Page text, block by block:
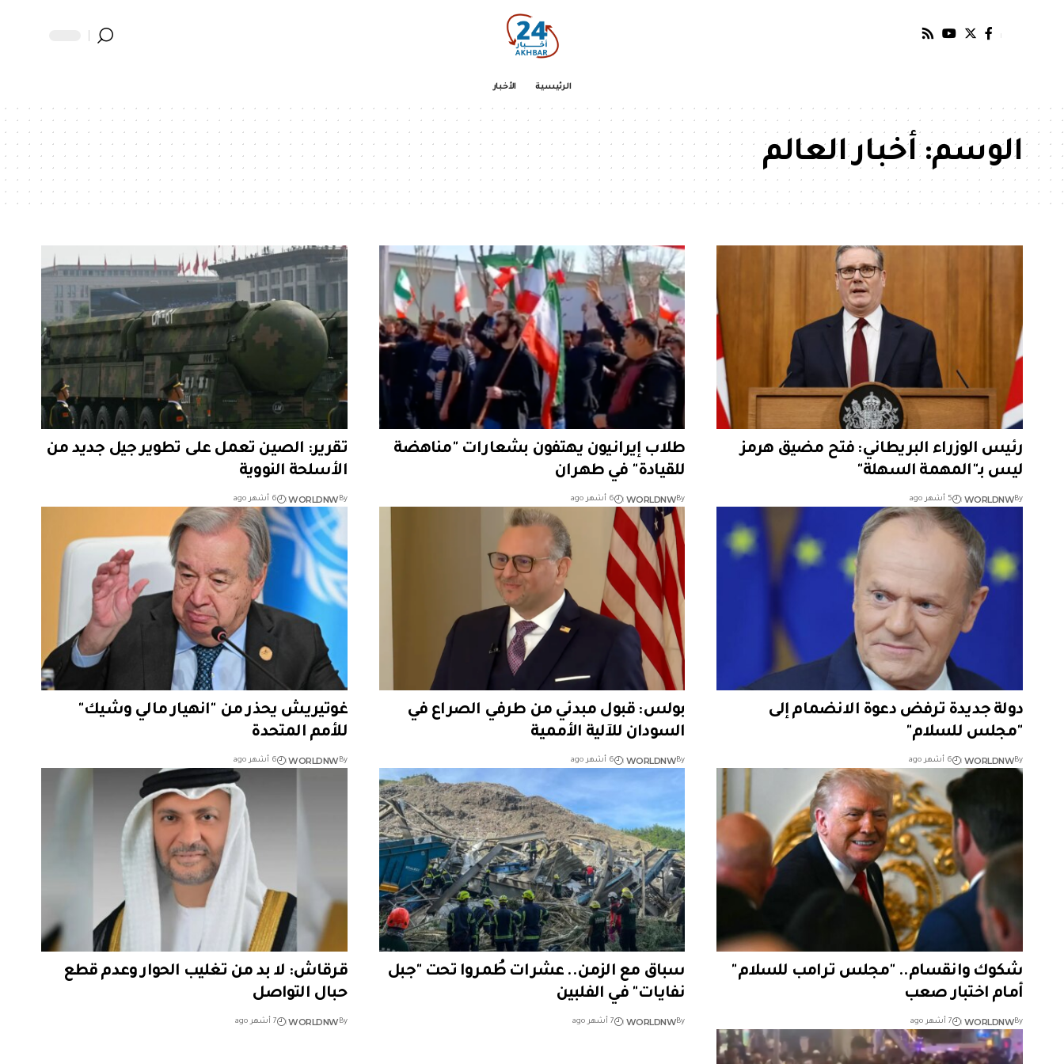
الرئيسية الأخبار
الوسم:أخبار العالم
رئيس الوزراء البريطاني: فتح مضيق هرمز
ليس بـ"المهمة السهلة"
By
WORLDNW 5 أشهر ago
طلاب إيرانيون يهتفون بشعارات "مناهضة
للقيادة" في طهران
By
WORLDNW 6 أشهر ago
تقرير: الصين تعمل على تطوير جيل جديد من
الأسلحة النووية
By
WORLDNW 6 أشهر ago
دولة جديدة ترفض دعوة الانضمام إلى
"مجلس للسلام"
By
WORLDNW 6 أشهر ago
بولس: قبول مبدئي من طرفي الصراع في
السودان للآلية الأممية
By
WORLDNW 6 أشهر ago
غوتيريش يحذر من "انهيار مالي وشيك"
للأمم المتحدة
By
WORLDNW 6 أشهر ago
شكوك وانقسام.. "مجلس ترامب للسلام"
أمام اختبار صعب
By
WORLDNW 7 أشهر ago
سباق مع الزمن.. عشرات طُمروا تحت "جبل
نفايات" في الفلبين
By
WORLDNW 7 أشهر ago
قرقاش: لا بد من تغليب الحوار وعدم قطع
حبال التواصل
By
WORLDNW 7 أشهر ago